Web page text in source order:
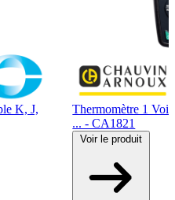
K, J,
Thermomètre 1
... - CA1821
Voir le produit